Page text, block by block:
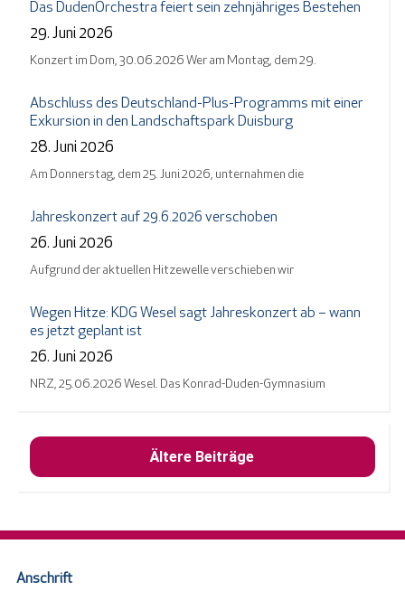
Das DudenOrchestra feiert sein zehnjähriges Bestehen
29. Juni 2026
Konzert im Dom, 30.06.2026 Wer am Montag, dem 29.
Abschluss des Deutschland-Plus-Programms mit einer
Exkursion in den Landschaftspark Duisburg
28. Juni 2026
Am Donnerstag, dem 25. Juni 2026, unternahmen die
Jahreskonzert auf 29.6.2026 verschoben
26. Juni 2026
Aufgrund der aktuellen Hitzewelle verschieben wir
Wegen Hitze: KDG Wesel sagt Jahreskonzert ab – wann
es jetzt geplant ist
26. Juni 2026
NRZ, 25.06.2026 Wesel. Das Konrad-Duden-Gymnasium
Ältere Beiträge
Anschrift